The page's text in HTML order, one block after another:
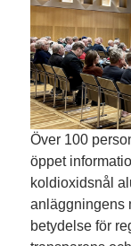
Över 100
öppet
koldioxidsnål
anläggningens
betydelse för